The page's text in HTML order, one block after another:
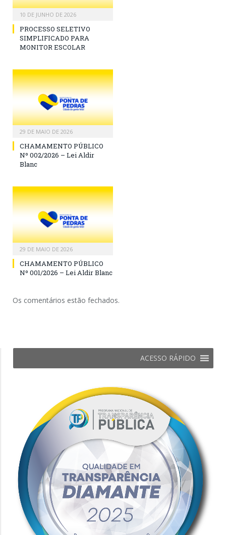
10 DE JUNHO DE 2026
PROCESSO SELETIVO
SIMPLIFICADO PARA
MONITOR ESCOLAR
29 DE MAIO DE 2026
CHAMAMENTO PÚBLICO
Nº 002/2026 – Lei Aldir
Blanc
29 DE MAIO DE 2026
CHAMAMENTO PÚBLICO
Nº 001/2026 – Lei Aldir Blanc
Os comentários estão fechados.
ACESSO RÁPIDO